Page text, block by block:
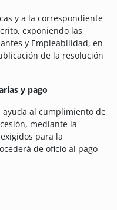
y a la correspondiente
exponiendo las
y Empleabilidad, en
de la resolución
y pago
al cumplimiento de
mediante la
para la
de oficio al pago